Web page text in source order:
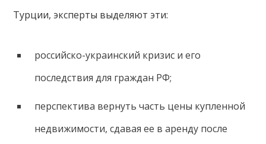
Турции, эксперты выделяют эти:
российско-украинский кризис и его
последствия для граждан РФ;
перспектива вернуть часть цены купленной
недвижимости, сдавая ее в аренду после